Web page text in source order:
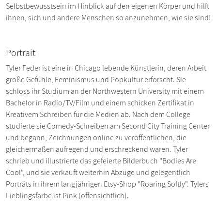
Selbstbewusstsein im Hinblick auf den eigenen Körper und hilft
ihnen, sich und andere Menschen so anzunehmen, wie sie sind!
Portrait
Tyler Feder ist eine in Chicago lebende Künstlerin, deren Arbeit
große Gefühle, Feminismus und Popkultur erforscht. Sie
schloss ihr Studium an der Northwestern University mit einem
Bachelor in Radio/TV/Film und einem schicken Zertifikat in
Kreativem Schreiben für die Medien ab. Nach dem College
studierte sie Comedy-Schreiben am Second City Training Center
und begann, Zeichnungen online zu veröffentlichen, die
gleichermaßen aufregend und erschreckend waren. Tyler
schrieb und illustrierte das gefeierte Bilderbuch "Bodies Are
Cool", und sie verkauft weiterhin Abzüge und gelegentlich
Porträts in ihrem langjährigen Etsy-Shop "Roaring Softly". Tylers
Lieblingsfarbe ist Pink (offensichtlich).